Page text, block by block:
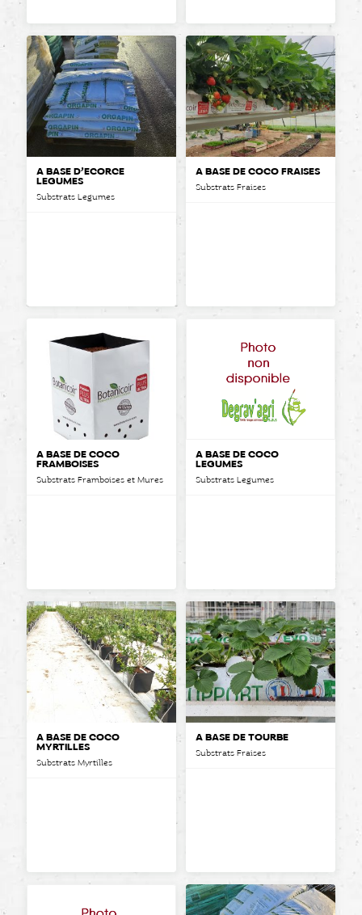
A BASE D’ÉCORCE
LEGUMES
Substrats Legumes
A BASE DE COCO FRAISES
Substrats Fraises
A BASE DE COCO
FRAMBOISES
Substrats Framboises et Mures
A BASE DE COCO
LEGUMES
Substrats Legumes
A BASE DE COCO
MYRTILLES
Substrats Myrtilles
A BASE DE TOURBE
Substrats Fraises